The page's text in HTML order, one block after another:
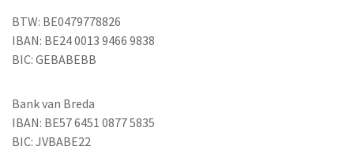
BTW: BE0479778826
IBAN: BE24 0013 9466 9838
BIC: GEBABEBB
Bank van Breda
IBAN: BE57 6451 0877 5835
BIC: JVBABE22